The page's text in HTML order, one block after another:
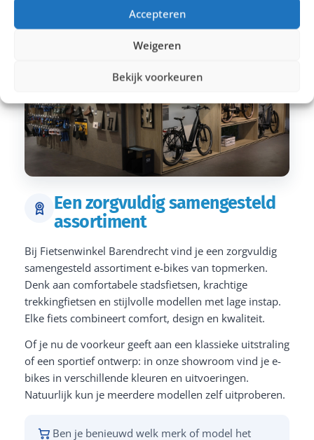
Accepteren
Weigeren
Bekijk voorkeuren
Een zorgvuldig samengesteld
assortiment
Bij Fietsenwinkel Barendrecht vind je een zorgvuldig
samengesteld assortiment e-bikes van topmerken.
Denk aan comfortabele stadsfietsen, krachtige
trekkingfietsen en stijlvolle modellen met lage instap.
Elke fiets combineert comfort, design en kwaliteit.
Of je nu de voorkeur geeft aan een klassieke uitstraling
of een sportief ontwerp: in onze showroom vind je e-
bikes in verschillende kleuren en uitvoeringen.
Natuurlijk kun je meerdere modellen zelf uitproberen.
Ben je benieuwd welk merk of model het